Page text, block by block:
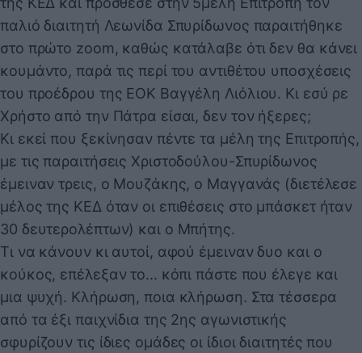
παλιό διαιτητή Λεωνίδα Σπυρίδωνος παραιτήθηκε
στο πρώτο zoom, καθώς κατάλαβε ότι δεν θα κάνει
κουμάντο, παρά τις περί του αντιθέτου υποσχέσεις
του προέδρου της ΕΟΚ Βαγγέλη Λιόλιου. Κι εσύ ρε
Χρήστο από την Πάτρα είσαι, δεν τον ήξερες;
Κι εκεί που ξεκίνησαν πέντε τα μέλη της Επιτροπής,
με τις παραιτήσεις Χριστοδούλου-Σπυρίδωνος
έμειναν τρεις, ο Μουζάκης, ο Μαγγανάς (διετέλεσε
μέλος της ΚΕΔ όταν οι επιθέσεις στο μπάσκετ ήταν
30 δευτερολέπτων) και ο Μπήτης.
Τι να κάνουν κι αυτοί, αφού έμειναν δυο και ο
κούκος, επέλεξαν το... κόπι πάστε που έλεγε και
μια ψυχή. Κλήρωση, ποια κλήρωση. Στα τέσσερα
από τα έξι παιχνίδια της 2ης αγωνιστικής
σφυρίζουν τις ίδιες ομάδες οι ίδιοι διαιτητές που